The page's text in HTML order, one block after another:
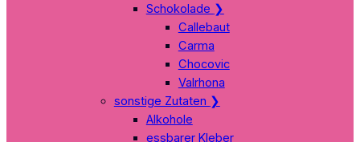
Schokolade ❯
Callebaut
Carma
Chocovic
Valrhona
sonstige Zutaten ❯
Alkohole
essbarer Kleber